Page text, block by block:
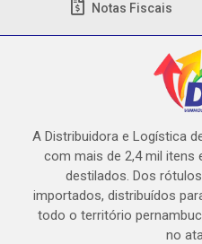
Notas Fiscais
A Distribuidora e Logística
com mais de 2,4 mil itens
destilados. Dos
importados, distribuídos
todo o território
no